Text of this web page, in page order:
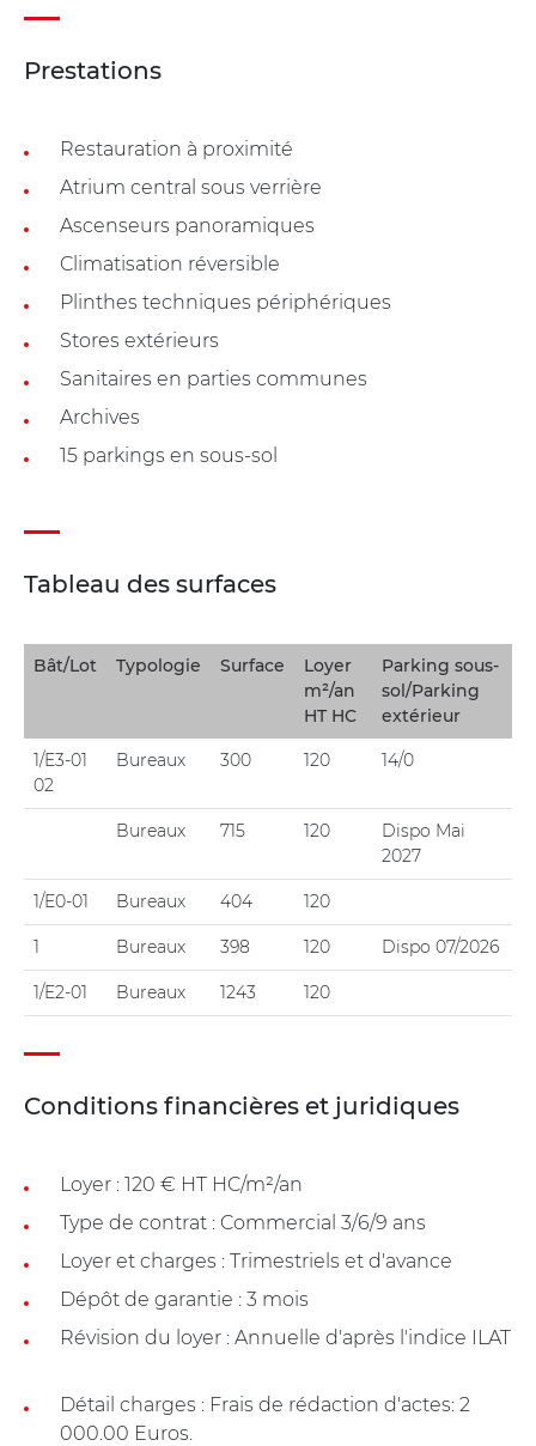
Prestations
Restauration à proximité
Atrium central sous verrière
Ascenseurs panoramiques
Climatisation réversible
Plinthes techniques périphériques
Stores extérieurs
Sanitaires en parties communes
Archives
15 parkings en sous-sol
Tableau des surfaces
Bât/Lot Typologie Surface
Loyer
m²/an
HT HC
Parking sous-
sol/Parking
extérieur
1/E3-01
02
Bureaux 300 120 14/0
Bureaux 715 120
Dispo Mai
2027
1/E0-01 Bureaux 404 120
1 Bureaux 398 120 Dispo 07/2026
1/E2-01 Bureaux 1243 120
Conditions financières et juridiques
Loyer : 120 € HT HC/m²/an
Type de contrat : Commercial 3/6/9 ans
Loyer et charges : Trimestriels et d'avance
Dépôt de garantie : 3 mois
Révision du loyer : Annuelle d'après l'indice ILAT
Détail charges : Frais de rédaction d'actes: 2
000.00 Euros.